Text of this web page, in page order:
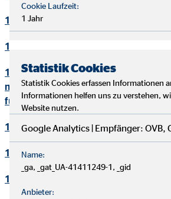
10. Bewerbungsverfahren
11. Online-Marketing
12. Informationen zum Datenschutz
notwendige Informationen beim
für Videokonferenzen
13. Löschung von Daten
14. Präsenzen in sozialen Netzwerken
15. Plugins und eingebettete
Cookie Laufzeit:
1 Jahr
Statistik Cookies
Statistik Cookies erfassen Informationen
Informationen helfen uns zu verstehen,
Website nutzen.
Google Analytics | Empfänger: OVB,
Name:
_ga, _gat_UA-41411249-1, _gid
Anbieter: